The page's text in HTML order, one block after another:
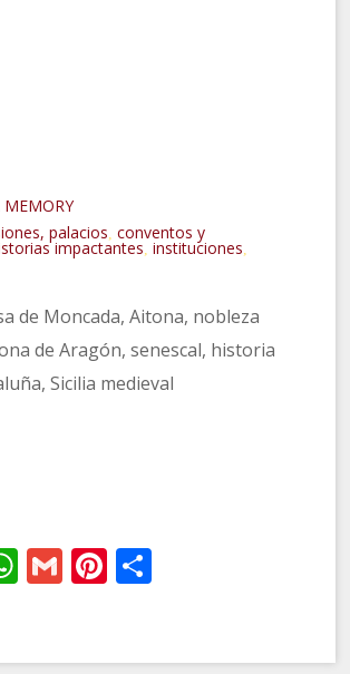
MEMORY
palacios
,conventos y
impactantes ,instituciones
de Moncada, Aitona, nobleza
de Aragón, senescal, historia
Sicilia medieval
WhatsApp
GmailPinterest